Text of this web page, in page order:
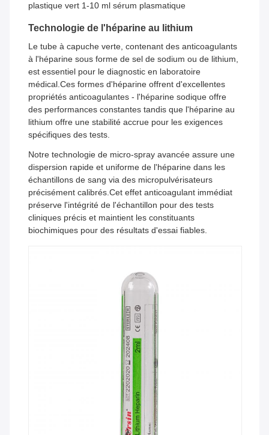
plastique vert 1-10 ml sérum plasmatique
Technologie de l'héparine au lithium
Le tube à capuche verte, contenant des anticoagulants
à l'héparine sous forme de sel de sodium ou de lithium,
est essentiel pour le diagnostic en laboratoire
médical.Ces formes d'héparine offrent d'excellentes
propriétés anticoagulantes - l'héparine sodique offre
des performances constantes tandis que l'héparine au
lithium offre une stabilité accrue pour les exigences
spécifiques des tests.
Notre technologie de micro-spray avancée assure une
dispersion rapide et uniforme de l'héparine dans les
échantillons de sang via des micropulvérisateurs
précisément calibrés.Cet effet anticoagulant immédiat
préserve l'intégrité de l'échantillon pour des tests
cliniques précis et maintient les constituants
biochimiques pour des résultats d'essai fiables.